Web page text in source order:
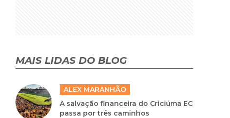
MAIS LIDAS DO BLOG
ALEX MARANHÃO
A salvação financeira do Criciúma EC
passa por três caminhos